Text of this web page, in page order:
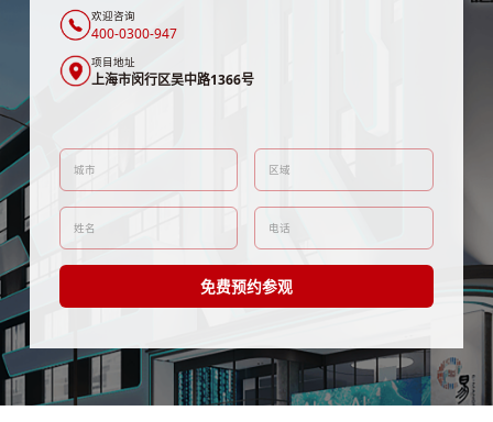
欢迎咨询
400-0300-947
项目地址
上海市闵行区吴中路1366号
免费预约参观